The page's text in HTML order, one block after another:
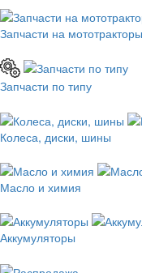
Запчасти на мототракторы
Запчасти по типу
Колеса, диски, шины
Масло и химия
Аккумуляторы